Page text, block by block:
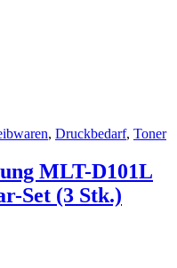
, Druckbedarf, Toner
MLT-D101L
Set (3 Stk.)